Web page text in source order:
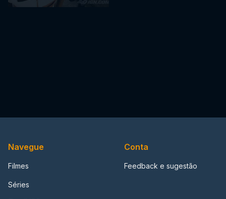
Navegue
Filmes
Séries
Conta
Feedback e sugestão